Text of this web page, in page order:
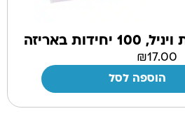
באריזה
₪17.00
הוספה לסל